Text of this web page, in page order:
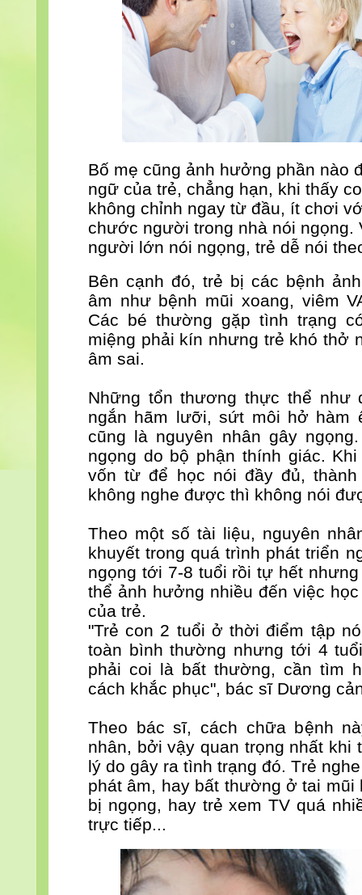
Bố mẹ cũng ảnh hưởng phần nào
ngữ của trẻ, chẳng hạn, khi thấy
không chỉnh ngay từ đầu, ít chơi
chước người trong nhà nói ngọng.
người lớn nói ngọng, trẻ dễ nói
Bên cạnh đó, trẻ bị các bệnh
âm như bệnh mũi xoang, viêm
Các bé thường gặp tình trạng
miệng phải kín nhưng trẻ khó thở
âm sai.
Những tổn thương thực thể như
ngắn hãm lưỡi, sứt môi hở hàm
cũng là nguyên nhân gây
ngọng do bộ phận thính giác.
vốn từ để học nói đầy đủ,
không nghe được thì không nói
Theo một số tài liệu, nguyên
khuyết trong quá trình phát triển
ngọng tới 7-8 tuổi rồi tự hết
thể ảnh hưởng nhiều đến việc
của trẻ.
"Trẻ con 2 tuổi ở thời điểm tập
toàn bình thường nhưng tới 4
phải coi là bất thường, cần tìm
cách khắc phục", bác sĩ Dương
Theo bác sĩ, cách chữa bệnh
nhân, bởi vậy quan trọng nhất khi
lý do gây ra tình trạng đó. Trẻ
phát âm, hay bất thường ở tai mũi
bị ngọng, hay trẻ xem TV quá
trực tiếp...